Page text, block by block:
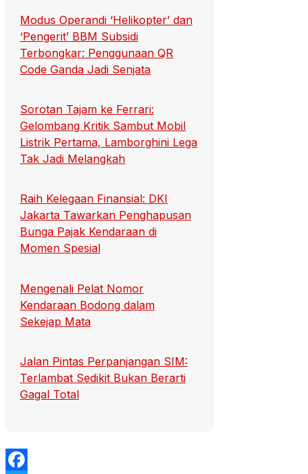
Modus Operandi ‘Helikopter’ dan
‘Pengerit’ BBM Subsidi
Terbongkar: Penggunaan QR
Code Ganda Jadi Senjata
Sorotan Tajam ke Ferrari:
Gelombang Kritik Sambut Mobil
Listrik Pertama, Lamborghini Lega
Tak Jadi Melangkah
Raih Kelegaan Finansial: DKI
Jakarta Tawarkan Penghapusan
Bunga Pajak Kendaraan di
Momen Spesial
Mengenali Pelat Nomor
Kendaraan Bodong dalam
Sekejap Mata
Jalan Pintas Perpanjangan SIM:
Terlambat Sedikit Bukan Berarti
Gagal Total